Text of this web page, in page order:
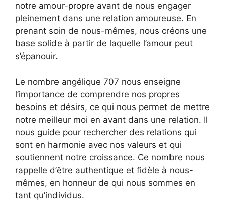
notre amour-propre avant de nous engager
pleinement dans une relation amoureuse. En
prenant soin de nous-mêmes, nous créons une
base solide à partir de laquelle l’amour peut
s’épanouir.
Le nombre angélique 707 nous enseigne
l’importance de comprendre nos propres
besoins et désirs, ce qui nous permet de mettre
notre meilleur moi en avant dans une relation. Il
nous guide pour rechercher des relations qui
sont en harmonie avec nos valeurs et qui
soutiennent notre croissance. Ce nombre nous
rappelle d’être authentique et fidèle à nous-
mêmes, en honneur de qui nous sommes en
tant qu’individus.